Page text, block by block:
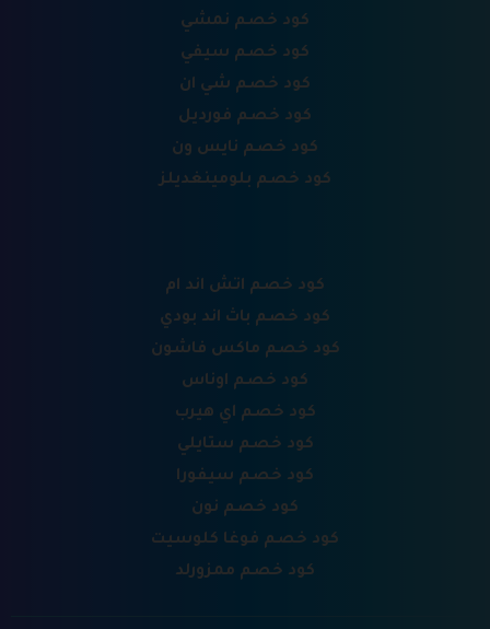
كود خصم نمشي
كود خصم سيفي
كود خصم شي ان
كود خصم فورديل
كود خصم نايس ون
كود خصم بلومينغديلز
كود خصم اتش اند ام
كود خصم باث اند بودي
كود خصم ماكس فاشون
كود خصم اوناس
كود خصم اي هيرب
كود خصم ستايلي
كود خصم سيفورا
كود خصم نون
كود خصم فوغا كلوسيت
كود خصم ممزورلد